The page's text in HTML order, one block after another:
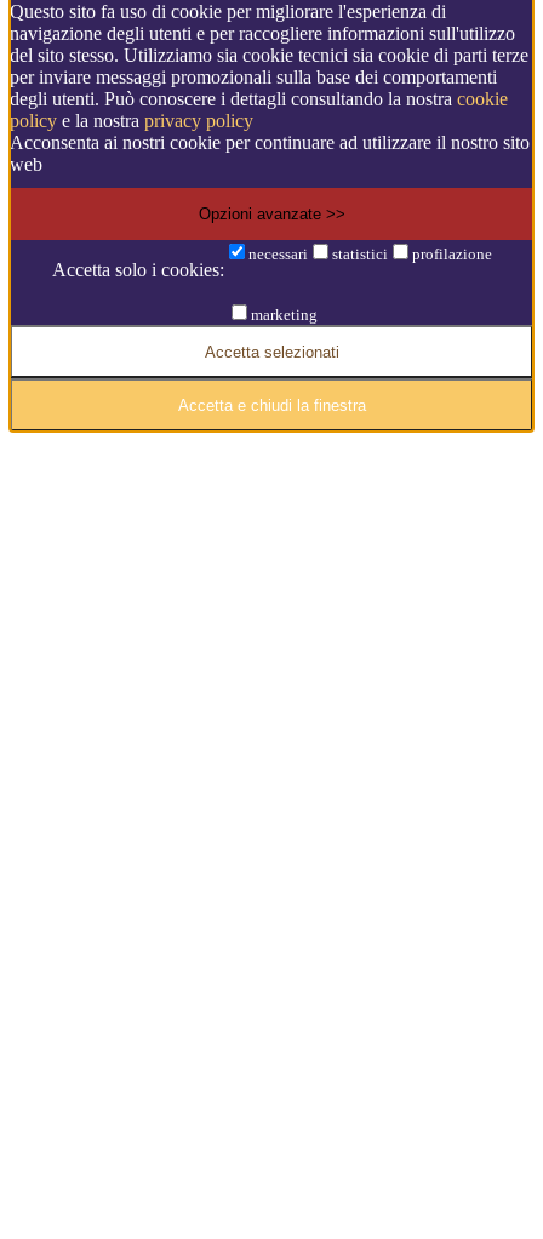
Questo sito fa uso di cookie per migliorare l'esperienza di
navigazione degli utenti e per raccogliere informazioni sull'utilizzo
del sito stesso. Utilizziamo sia cookie tecnici sia cookie di parti terze
per inviare messaggi promozionali sulla base dei comportamenti
degli utenti. Può conoscere i dettagli consultando la nostra cookie
policy e la nostra privacy policy
Acconsenta ai nostri cookie per continuare ad utilizzare il nostro sito
web
Opzioni avanzate >>
Accetta solo i cookies:
necessari statistici profilazione
marketing
Accetta selezionati
Accetta e chiudi la finestra